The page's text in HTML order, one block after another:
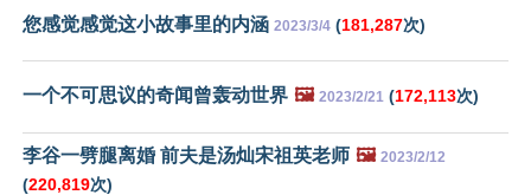
您感觉感觉这小故事里的内涵 2023/3/4 (181,287次)
一个不可思议的奇闻曾轰动世界 🖼️ 2023/2/21 (172,113次)
李谷一劈腿离婚 前夫是汤灿宋祖英老师 🖼️ 2023/2/12
(220,819次)